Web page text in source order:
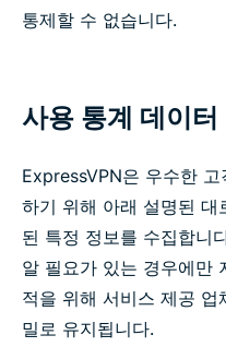
통제할 수 없습니다.
사용 통계 데이터
ExpressVPN은 우수한
하기 위해 아래 설명된 대
된 특정 정보를 수집합니
알 필요가 있는 경우에만
적을 위해 서비스 제공
밀로 유지됩니다.